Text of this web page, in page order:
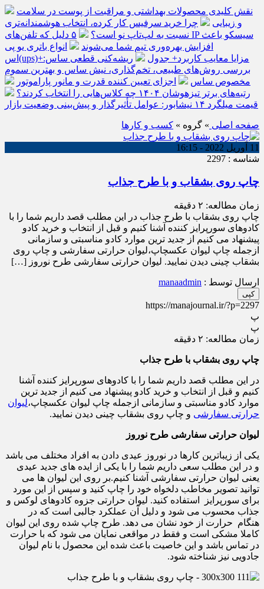
نقش کلیدی محصولات بهداشتی و مراقبت از پوست در سلامت
و زیبایی
چرا خرید سرفیس کار کرده، انتخاب هوشمندانه‌تری
نسبت به لپ‌تاپ نو است؟
۵ دلیل که تلفن‌های IP سیسکو باعث
افزایش بهره‌وری تیم شما می‌شوند
انواع باتری یو پی
اس(ups)+مزایا معایب کاربرد+ جدول
ریشه‌کنی قطعی ساس:
بررسی روش‌های طبیعی، تخم‌گذاری، نیش ساس و بهترین سموم
مخصوص ساس
اجزای تعیین کننده قدرت و مانور پاراموتور
رتبه‌های برتر تیزهوشان ۱۴۰۴ چه کلاس‌هایی را انتخاب کردند؟
قیمت میلگرد ۱۴ نیشابور: عوامل تأثیرگذار و پیش‌بینی وضعیت بازار
صفحه اصلی » گروه » کسب و کارها
11 آوریل 2022 - 16:15
شناسه : 2297
چاپ روی بشقاب و با طرح جذاب
زمان مطالعه: ۲ دقیقه
چاپ روی بشقاب با طرح جذاب در این مطلب قصد داریم شما را با
کادوهای سورپرایز کننده آشنا کنیم و قبل از انتخاب و خرید کادو
پیشنهاد می کنیم از جدید ترین موارد کادو مناسبتی و سازمانی
ازجمله چاپ لیوان عکسچاپ،لیوان حرارتی سفارشی و چاپ روی
بشقاب چینی دیدن نمایید. لیوان حرارتی سفارشی طرح نوروز […]
ارسال توسط : manaadmin
کپی
https://manajournal.ir/?p=2297
پ
پ
زمان مطالعه: ۲ دقیقه
چاپ روی بشقاب با طرح جذاب
در این مطلب قصد داریم شما را با کادوهای سورپرایز کننده آشنا
کنیم و قبل از انتخاب و خرید کادو پیشنهاد می کنیم از جدید ترین
موارد کادو مناسبتی و سازمانی ازجمله چاپ لیوان عکسچاپ،لیوان
حرارتی سفارشی و چاپ روی بشقاب چینی دیدن نمایید.
لیوان حرارتی سفارشی طرح نوروز
یکی از زیباترین کارها در نوروز عیدی دادن به افراد مختلف می باشد
و در این مطلب سعی داریم شما را با یکی از ایده های جدید عیدی
یعنی لیوان حرارتی سفارشی آشنا کنیم.بر روی این لیوان ها می
توانید تصویر مخاطب دلخواه خود را چاپ کنید و سپس از این مورد
برای سورپرایز استفاده کنید. لیوان حرارتی جزوه کادوهای لوکس و
جذاب محسوب می شود و دلیل آن عملکرد جالبی است که در
هنگام حرارت از خود نشان می دهد. طرح چاپ شده روی این لیوان
کاملا مشکی است و فقط در مواقعی نمایان می شود که با حرارت
در تماس باشد و این خاصیت باعث شده این محصول با نام لیوان
جادویی نیز شناخته شود.